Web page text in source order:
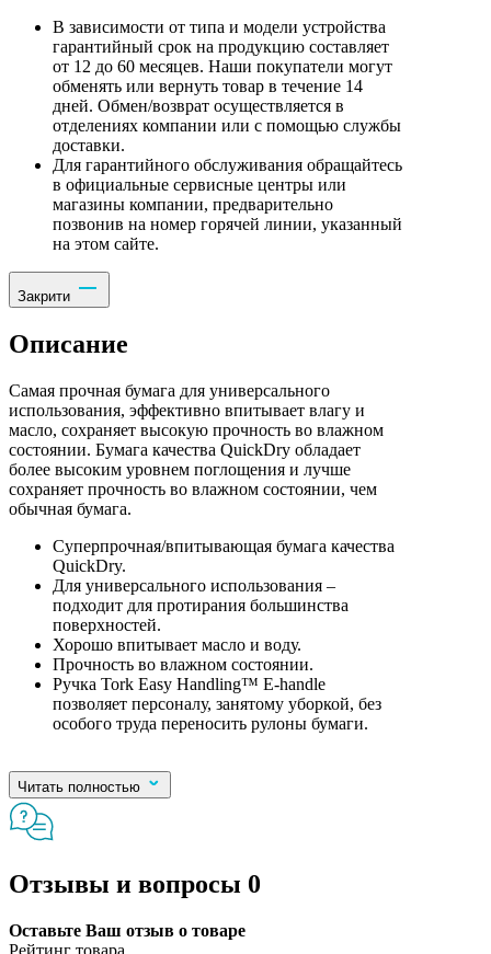
В зависимости от типа и модели устройства
гарантийный срок на продукцию составляет
от 12 до 60 месяцев. Наши покупатели могут
обменять или вернуть товар в течение 14
дней. Обмен/возврат осуществляется в
отделениях компании или с помощью службы
доставки.
Для гарантийного обслуживания обращайтесь
в официальные сервисные центры или
магазины компании, предварительно
позвонив на номер горячей линии, указанный
на этом сайте.
Закрити
Описание
Самая прочная бумага для универсального
использования, эффективно впитывает влагу и
масло, сохраняет высокую прочность во влажном
состоянии. Бумага качества QuickDry обладает
более высоким уровнем поглощения и лучше
сохраняет прочность во влажном состоянии, чем
обычная бумага.
Суперпрочная/впитывающая бумага качества
QuickDry.
Для универсального использования –
подходит для протирания большинства
поверхностей.
Хорошо впитывает масло и воду.
Прочность во влажном состоянии.
Ручка Tork Easy Handling™ E-handle
позволяет персоналу, занятому уборкой, без
особого труда переносить рулоны бумаги.
Читать полностью
Отзывы и вопросы 0
Оставьте Ваш отзыв о товаре